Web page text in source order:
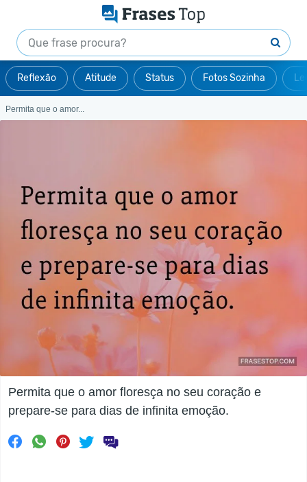
Reflexão Atitude Status Fotos Sozinha
Permita que o amor...
Permita que o amor floresça no seu coração e
prepare-se para dias de infinita emoção.